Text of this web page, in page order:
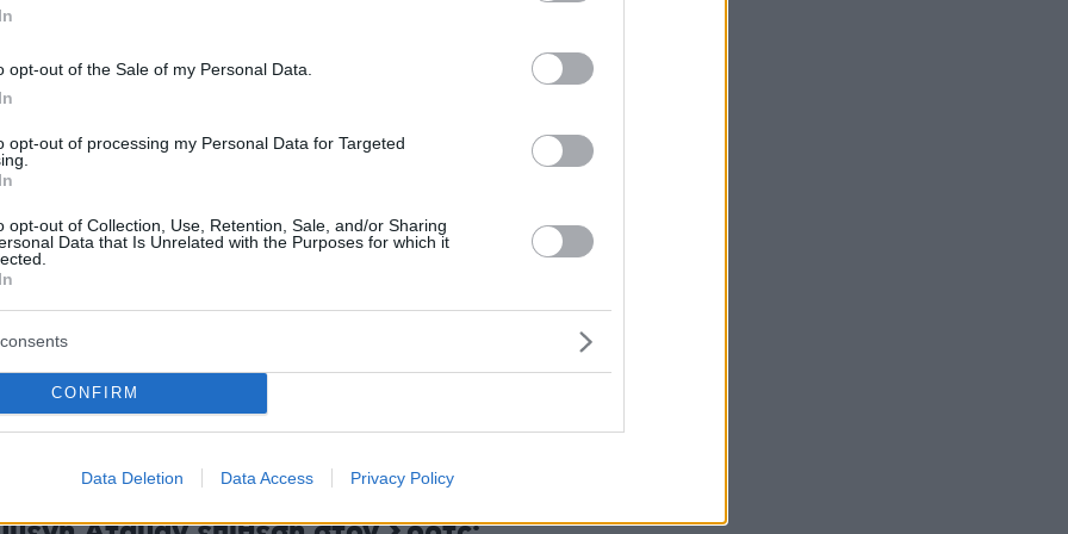
opt-out of the Sale of my Personal Data.
opt-out of processing my Personal Data for Targeted
opt-out of Collection, Use, Retention, Sale, and/or Sharing
Data that Is Unrelated with the Purposes for which it
CONFIRM
Data Deletion Data Access Privacy Policy
θα ήταν κατανοητό πως δεν τον
η απόδοσή του. Το γεγονός όμως ότι τον
έντονα ξανά μόνο προβλήματα μπορεί να
στην ομάδα.
Toliopoulos more on offense, when TJ [Shorts]
attacked 4 against 5 with him"
YlEffRkExg
(@Eurohoopsnet)